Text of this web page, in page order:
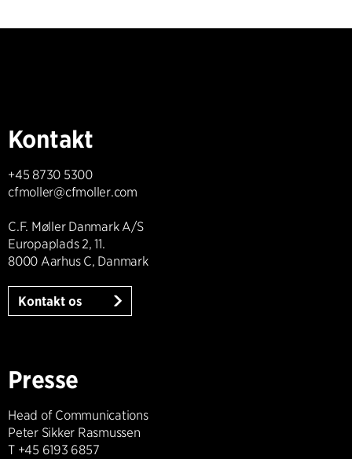
Kontakt
+45 8730 5300
cfmoller@cfmoller.com
C.F. Møller Danmark A/S
Europaplads 2, 11.
8000 Aarhus C, Danmark
Kontakt os
Presse
Head of Communications
Peter Sikker Rasmussen
T +45 6193 6857